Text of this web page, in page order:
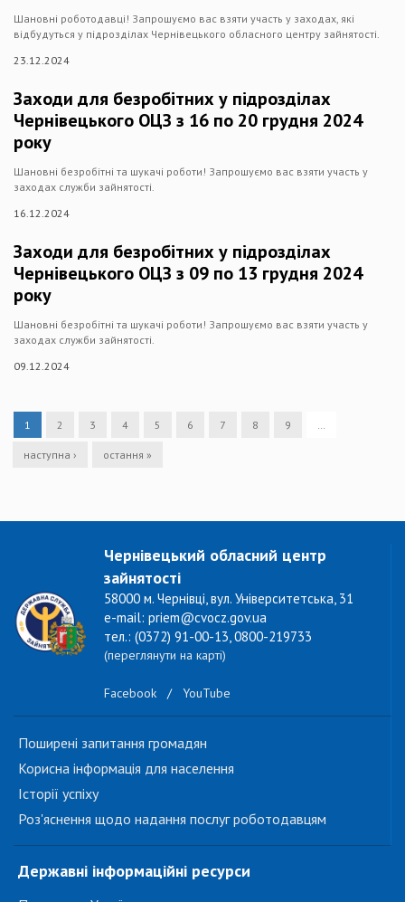
Шановні роботодавці! Запрошуємо вас взяти участь у заходах, які
відбудуться у підрозділах Чернівецького обласного центру зайнятості.
23.12.2024
Заходи для безробітних у підрозділах
Чернівецького ОЦЗ з 16 по 20 грудня 2024
року
Шановні безробітні та шукачі роботи! Запрошуємо вас взяти участь у
заходах служби зайнятості.
16.12.2024
Заходи для безробітних у підрозділах
Чернівецького ОЦЗ з 09 по 13 грудня 2024
року
Шановні безробітні та шукачі роботи! Запрошуємо вас взяти участь у
заходах служби зайнятості.
09.12.2024
1 2 3 4 5 6 7 8 9
наступна › остання »
Чернівецький обласний центр
зайнятості
58000 м. Чернівці, вул. Університетська, 31
e-mail: priem@cvocz.gov.ua
тел.: (0372) 91-00-13, 0800-219733
(переглянути на карті)
Facebook / YouTube
Поширені запитання громадян
Корисна інформація для населення
Історії успіху
Роз'яснення щодо надання послуг роботодавцям
Державні інформаційні ресурси